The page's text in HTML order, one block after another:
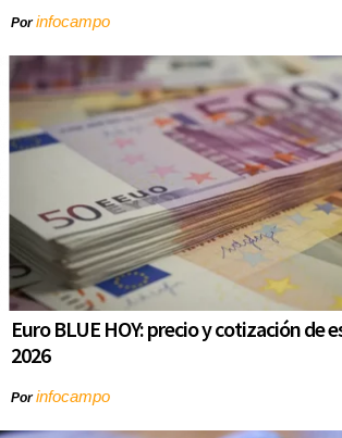
Porinfocampo
Euro BLUE HOY: precio y cotización de
2026
Porinfocampo